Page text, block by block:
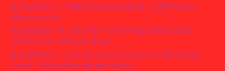
SchaRaEm – Meine Handy Maus – Offizielles
Musikvideo
SchaRaEm & Dominik – Der Patschenschuh
(Offizielles Musikvideo)
SchaRaEm – Der Sommer ist da mit 30 35 40
Grad (Offizielles Musikvideo)